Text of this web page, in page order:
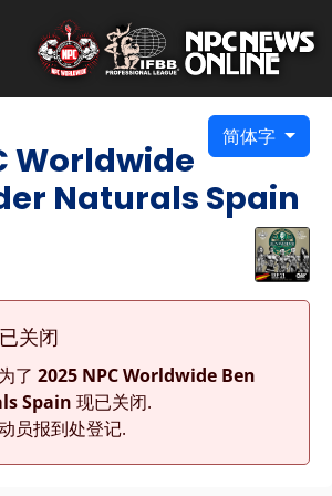
简体字
Worldwide
Naturals Spain
关闭
了 2025 NPC Worldwide Ben
Spain 现已关闭.
员报到处登记.